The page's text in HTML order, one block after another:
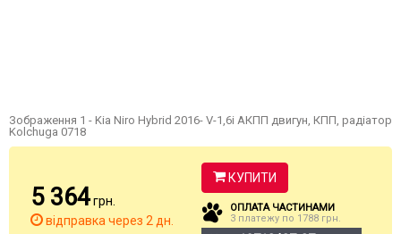
Зображення 1 - Kia Niro Hybrid 2016- V-1,6і АКПП двигун, КПП, радіатор
Kolchuga 0718
5 364грн.
відправка через 2 дн.
КУПИТИ
ОПЛАТА ЧАСТИНАМИ
3 платежу по 1788 грн.